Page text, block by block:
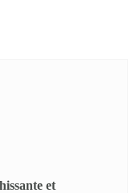
et